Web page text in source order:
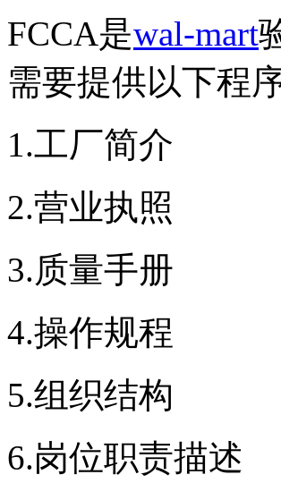
FCCA是wal-mart
需要提供以下程
1.工厂简介
2.营业执照
3.质量手册
4.操作规程
5.组织结构
6.岗位职责描述